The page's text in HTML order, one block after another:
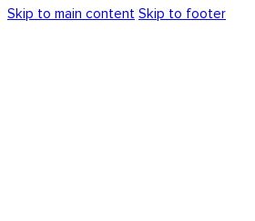
Skip to main content Skip to footer